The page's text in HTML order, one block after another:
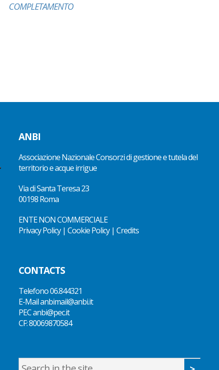
COMPLETAMENTO
ANBI
Associazione Nazionale Consorzi di gestione e tutela del
territorio e acque irrigue
Via di Santa Teresa 23
00198 Roma
ENTE NON COMMERCIALE
Privacy Policy| Cookie Policy| Credits
CONTACTS
Telefono06.844321
E-Mailanbimail@anbi.it
PEC anbi@pec.it
CF:80069870584